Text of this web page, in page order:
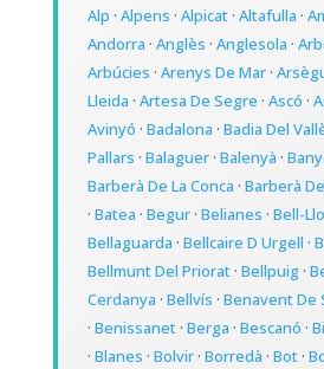
Alp · Alpens · Alpicat· Altafulla ·
Andorra · Anglès · Anglesola ·
Arbúcies · Arenys De Mar·
Lleida · Artesa De Segre · Ascó ·
Avinyó · Badalona · Badia Del
Pallars · Balaguer· Balenyà ·
Barberà De La Conca · Barberà
· Batea · Begur· Belianes · Bell-
Bellaguarda · Bellcaire D Urgell ·
Bellmunt Del Priorat· Bellpuig·
Cerdanya · Bellvís · Benavent De
· Benissanet· Berga · Bescanó ·
· Blanes · Bolvir· Borredà · Bot·